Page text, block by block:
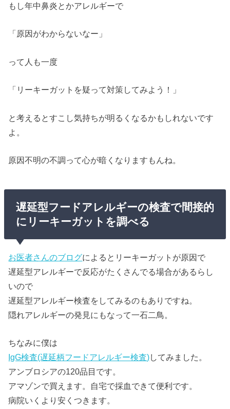
もし年中鼻炎とかアレルギーで
「原因がわからないなー」
って人も一度
「リーキーガットを疑って対策してみよう！」
と考えるとすこし気持ちが明るくなるかもしれないです
よ。
原因不明の不調って心が暗くなりますもんね。
遅延型フードアレルギーの検査で間接的
にリーキーガットを調べる
お医者さんのブログによるとリーキーガットが原因で
遅延型アレルギーで反応がたくさんでる場合があるらし
いので
遅延型アレルギー検査をしてみるのもありですね。
隠れアレルギーの発見にもなって一石二鳥。
ちなみに僕は
IgG検査(遅延柄フードアレルギー検査)してみました。
アンブロシアの120品目です。
アマゾンで買えます。自宅で採血できて便利です。
病院いくより安くつきます。